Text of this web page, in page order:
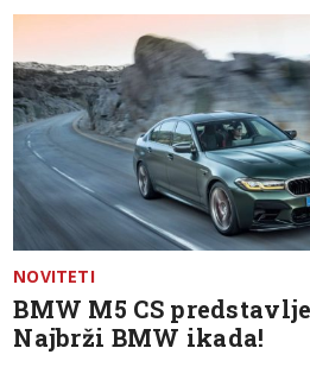
NOVITETI
BMW M5 CS
Najbrži BMW ikada!